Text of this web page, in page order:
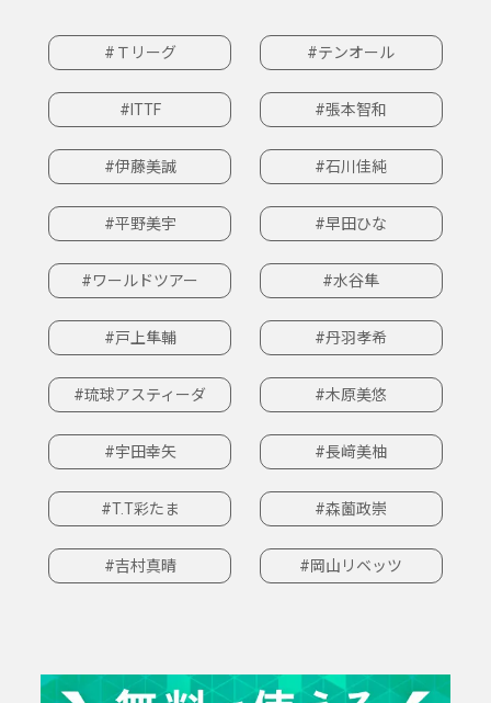
#Ｔリーグ #テンオール
#ITTF #張本智和
#伊藤美誠 #石川佳純
#平野美宇 #早田ひな
#ワールドツアー #水谷隼
#戸上隼輔 #丹羽孝希
#琉球アスティーダ #木原美悠
#宇田幸矢 #長﨑美柚
#T.T彩たま #森薗政崇
#吉村真晴 #岡山リベッツ